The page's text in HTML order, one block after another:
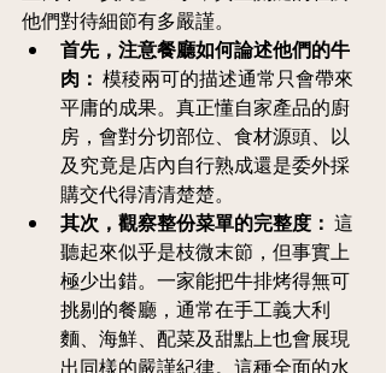
他們對待細節有多嚴謹。
首先，注意餐廳如何論述他們的牛
肉： 模稜兩可的描述通常只會帶來
平庸的成果。真正懂自家產品的廚
房，會對分切部位、食材源頭、以
及究竟是店內自行熟成還是委外採
購交代得清清楚楚。
其次，觀察整份菜單的完整度： 這
聽起來似乎是枝微末節，但事實上
極少出錯。一家能把牛排烤得無可
挑剔的餐廳，通常在手工義大利
麵、海鮮、配菜及甜點上也會展現